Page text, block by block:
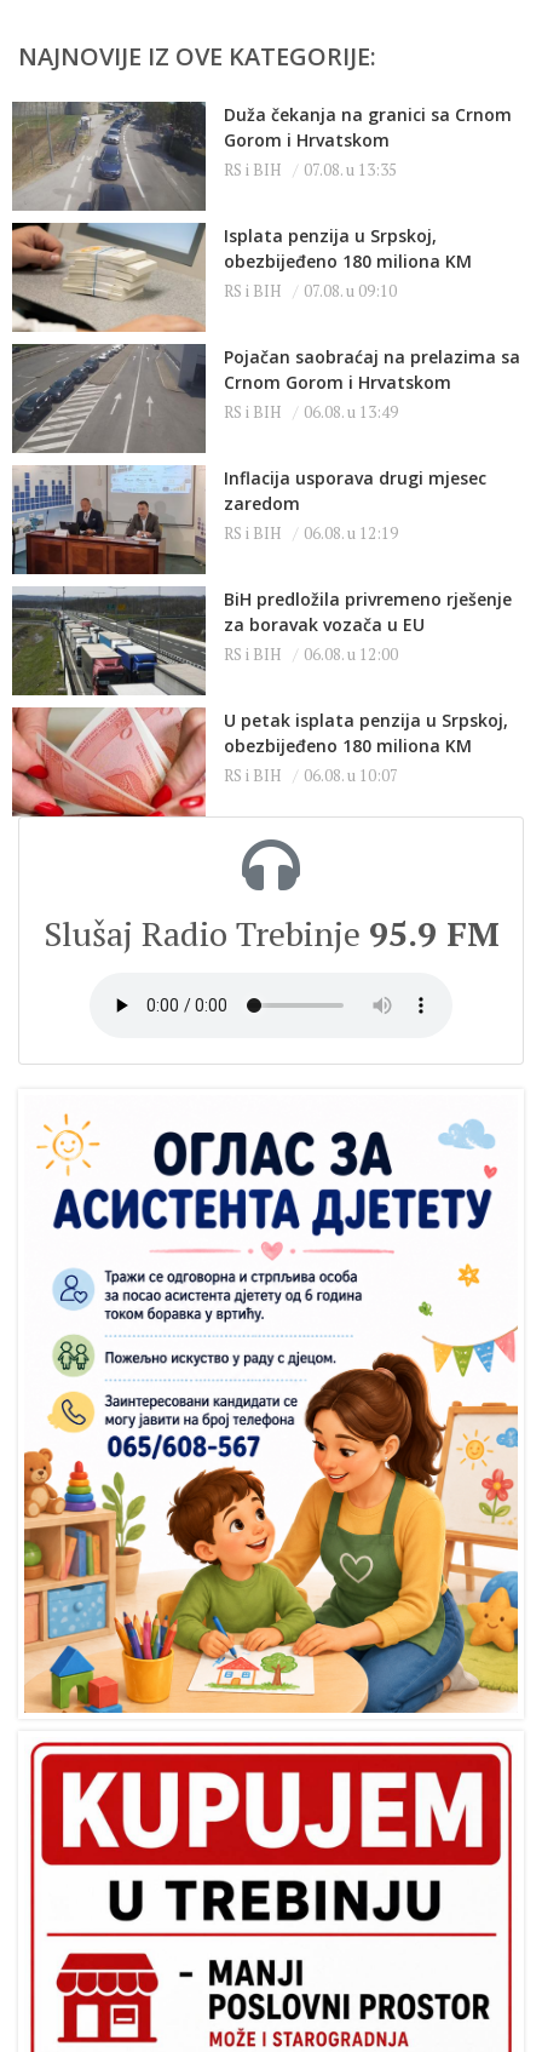
NAJNOVIJE IZ OVE KATEGORIJE:
Duža čekanja na granici sa Crnom
Gorom i Hrvatskom
RS i BIH 07.08. u 13:35
Isplata penzija u Srpskoj,
obezbijeđeno 180 miliona KM
RS i BIH 07.08. u 09:10
Pojačan saobraćaj na prelazima sa
Crnom Gorom i Hrvatskom
RS i BIH 06.08. u 13:49
Inflacija usporava drugi mjesec
zaredom
RS i BIH 06.08. u 12:19
BiH predložila privremeno rješenje
za boravak vozača u EU
RS i BIH 06.08. u 12:00
U petak isplata penzija u Srpskoj,
obezbijeđeno 180 miliona KM
RS i BIH 06.08. u 10:07
Slušaj Radio Trebinje 95.9 FM